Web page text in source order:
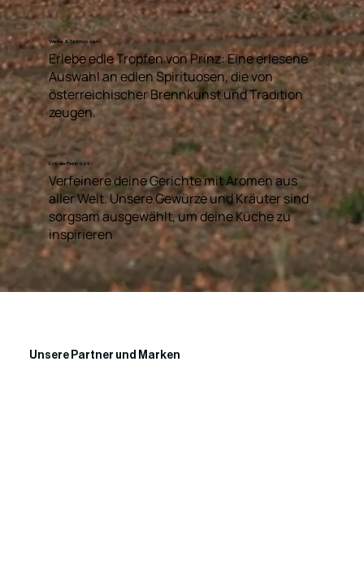
Erlebe edle Tropfen von Prinz: Eine erlesene
Auswahl an edlen Spirituosen, die von
österreichischer Brennkunst und Tradition
zeugen.
Weine & Spirituosen
Verfeinere deine Gerichte mit Aromen aus
aller Welt. Unsere Gewürze und Kräuter sind
sorgsam ausgewählt, um deine Küche zu
inspirieren
Lokale Feinkost
Unsere Partner und Marken